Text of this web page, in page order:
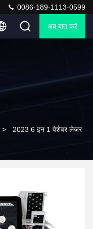
0086-189-1113-0599
अब बात करें
> 2023 6 इन 1 पेशेवर लेजर